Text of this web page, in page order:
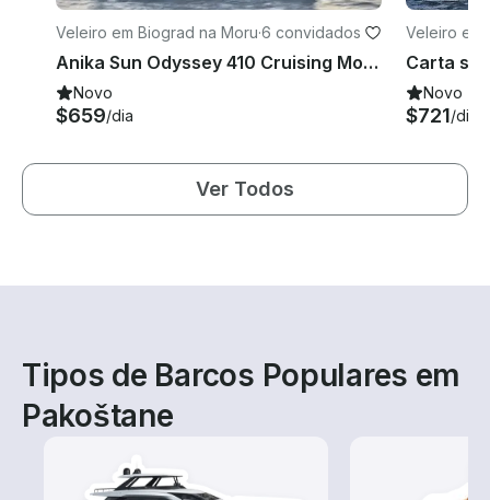
Veleiro em Biograd na Moru·6 convidados
Anika Sun Odyssey 410 Cruising Monuhull Charter em Biograd na Moru, Croácia
Novo
$659/dia
Veleiro em
Novo
$721/dia
Ver Todos
Tipos de Barcos Populares em
Pakoštane